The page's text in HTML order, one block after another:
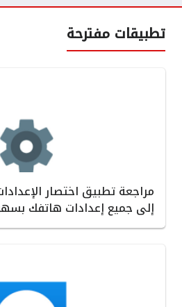
تطبيقات مفترحة
مراجعة تطبيق اختصار
إلى جميع إعدادات هاتفك